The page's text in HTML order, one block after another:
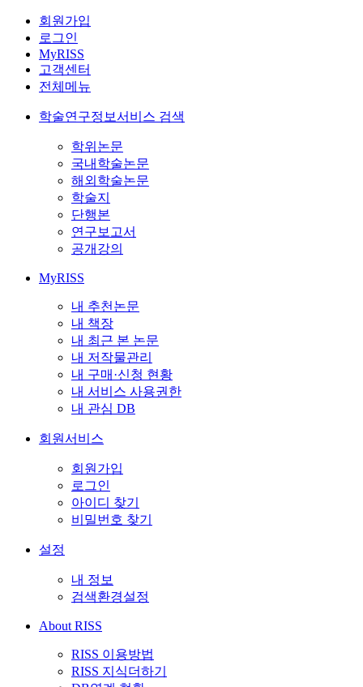
회원가입
로그인
MyRISS
고객센터
전체메뉴
학술연구정보서비스 검색
학위논문
국내학술논문
해외학술논문
학술지
단행본
연구보고서
공개강의
MyRISS
내 추천논문
내 책장
내 최근 본 논문
내 저작물관리
내 구매·신청 현황
내 서비스 사용권한
내 관심 DB
회원서비스
회원가입
로그인
아이디 찾기
비밀번호 찾기
설정
내 정보
검색환경설정
About RISS
RISS 이용방법
RISS 지식더하기